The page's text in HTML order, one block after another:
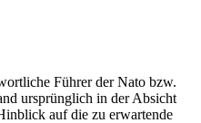
Führer der Nato bzw.
ursprünglich in der Absicht
auf die zu erwartende